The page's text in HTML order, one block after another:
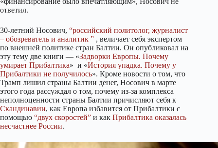
ответил.
30-летний Носович, “российский политолог, журналист
– обозреватель и аналитик ” , величает себя экспертом
по внешней политике стран Балтии. Он опубликовал на
эту тему две книги — «Задворки Европы. Почему
умирает Прибалтика» и «История упадка. Почему у
Прибалтики не получилось». Кроме новости о том, что
Трамп лишил страны Балтии денег, Носович в марте
этого года рассуждал о том, почему из-за комплекса
неполноценности страны Балтии причисляют себя к
Скандинавии, как Европа избавится от Прибалтики с
помощью “двух скоростей” и как Прибалтика оказалась
несчастнее России.